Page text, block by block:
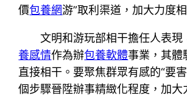
價包養網游”取利渠道，加大力度
文明和游玩部相干擔任人表現
養感情作為辦包養軟體事業，其體
直接相干。要聚焦群眾有感的“要
個步驟晉陞辦事精緻化程度，加大